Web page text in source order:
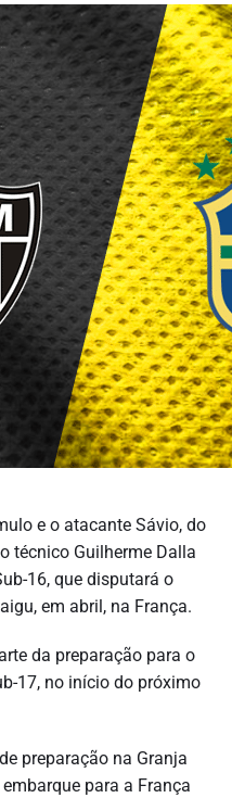
e o atacante Sávio, do
técnico Guilherme Dalla
16, que disputará o
em abril, na França.
da preparação para o
17, no início do próximo
preparação na Granja
para a França